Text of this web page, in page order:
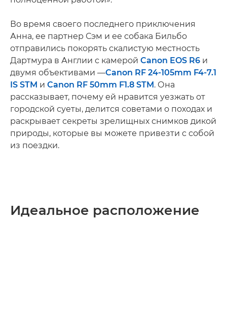
Во время своего последнего приключения
Анна, ее партнер Сэм и ее собака Бильбо
отправились покорять скалистую местность
Дартмура в Англии с камерой Canon EOS R6 и
двумя объективами —Canon RF 24-105mm F4-7.1
IS STM и Canon RF 50mm F1.8 STM. Она
рассказывает, почему ей нравится уезжать от
городской суеты, делится советами о походах и
раскрывает секреты зрелищных снимков дикой
природы, которые вы можете привезти с собой
из поездки.
Идеальное расположение